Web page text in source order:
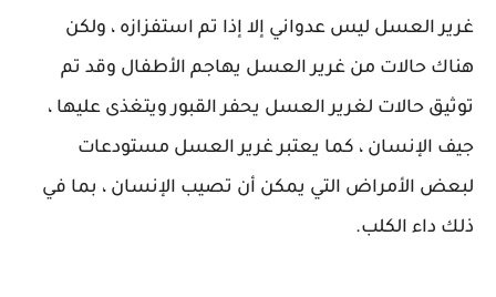
غرير العسل ليس عدواني إلا إذا تم استفزازه ، ولكن
هناك حالات من غرير العسل يهاجم الأطفال وقد تم
توثيق حالات لغرير العسل يحفر القبور ويتغذى عليها ،
جيف الإنسان ، كما يعتبر غرير العسل مستودعات
لبعض الأمراض التي يمكن أن تصيب الإنسان ، بما في
ذلك داء الكلب.